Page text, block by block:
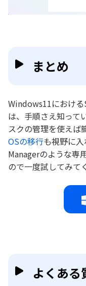
まとめ
Windows11におけ
は、手順さえ知って
スクの管理を使えば
OSの移行も視野に
Managerのような専
ので一度試してみて
よくある